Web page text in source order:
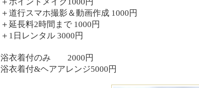
＋道行スマホ撮影＆動画作成 1000 円
＋延長料2時間まで 1000 円
＋ 1 日レンタル 3000 円
浴衣着付のみ 2000 円
浴衣着付&ヘアアレンジ5000 円